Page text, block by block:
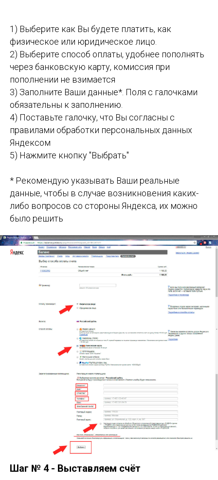
1) Выберите как Вы будете платить, как
физическое или юридическое лицо.
2) Выберите способ оплаты, удобнее пополнять
через банковскую карту, комиссия при
пополнении не взимается
3) Заполните Ваши данные*. Поля с галочками
обязательны к заполнению.
4) Поставьте галочку, что Вы согласны с
правилами обработки персональных данных
Яндексом
5) Нажмите кнопку "Выбрать"
* Рекомендую указывать Ваши реальные
данные, чтобы в случае возникновения каких-
либо вопросов со стороны Яндекса, их можно
было решить
Шаг № 4 - Выставляем счёт